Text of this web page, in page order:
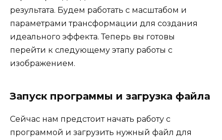
результата. Будем работать с масштабом и
параметрами трансформации для создания
идеального эффекта. Теперь вы готовы
перейти к следующему этапу работы с
изображением.
Запуск программы и загрузка файла
Сейчас нам предстоит начать работу с
программой и загрузить нужный файл для